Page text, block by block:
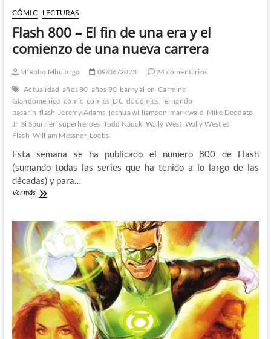
CÓMIC LECTURAS
Flash 800 – El fin de una era y el
comienzo de una nueva carrera
M'Rabo Mhulargo 09/06/2023
24 comentarios
Actualidad años 80 años 90 barry allen Carmine
Giandomenico cómic comics DC dc comics fernando
pasarin flash Jeremy Adams joshua williamson mark waid Mike Deodato
Jr Si Spurrier superhéroes Todd Nauck Wally West Wally West es
Flash William Messner-Loebs
Esta semana se ha publicado el numero 800 de Flash
(sumando todas las series que ha tenido a lo largo de las
décadas) y para…
Ver másFlash
El
fin
de
una
era
el
comienzo
de
una
nueva